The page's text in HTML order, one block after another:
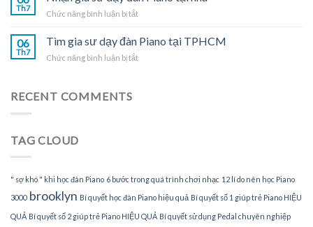
dạy
Piano
Th7
Chức năng bình luận bị tắtở
gia
dạy
06
Th7
Tìm gia sư dạy đàn Piano tại TPHCM
Chức năng bình luận bị tắtở
RECENT COMMENTS
TAG CLOUD
" sợ khó " khi học đàn Piano 6 bước trong quá trình chơi nhạc 12 lí do nên học Piano
3000 brooklyn Bí quyết học đàn Piano hiệu quả Bí quyết số 1 giúp trẻ Piano HIỆU
QUẢ Bí quyết số 2 giúp trẻ Piano HIỆU QUẢ Bí quyết sử dụng Pedal chuyên nghiệp